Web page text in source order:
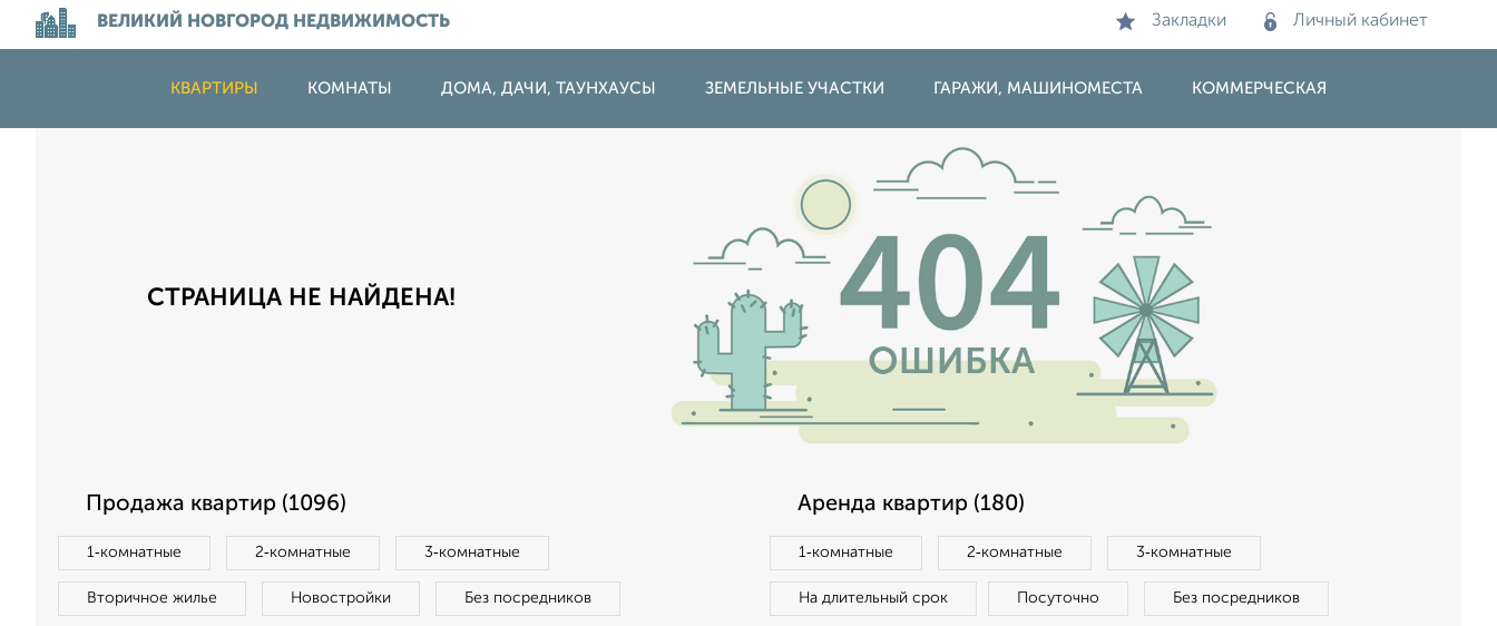
ВЕЛИКИЙ НОВГОРОД НЕДВИЖИМОСТЬ Закладки Личный кабинет
КВАРТИРЫ КОМНАТЫ ДОМА, ДАЧИ, ТАУНХАУСЫ ЗЕМЕЛЬНЫЕ УЧАСТКИ ГАРАЖИ, МАШИНОМЕСТА КОММЕРЧЕСКАЯ
СТРАНИЦА НЕ НАЙДЕНА!
Продажа квартир (1096)
1‑комнатные 2‑комнатные 3‑комнатные
Вторичное жилье Новостройки Без посредников
Аренда квартир (180)
1‑комнатные 2‑комнатные 3‑комнатные
На длительный срок Посуточно Без посредников